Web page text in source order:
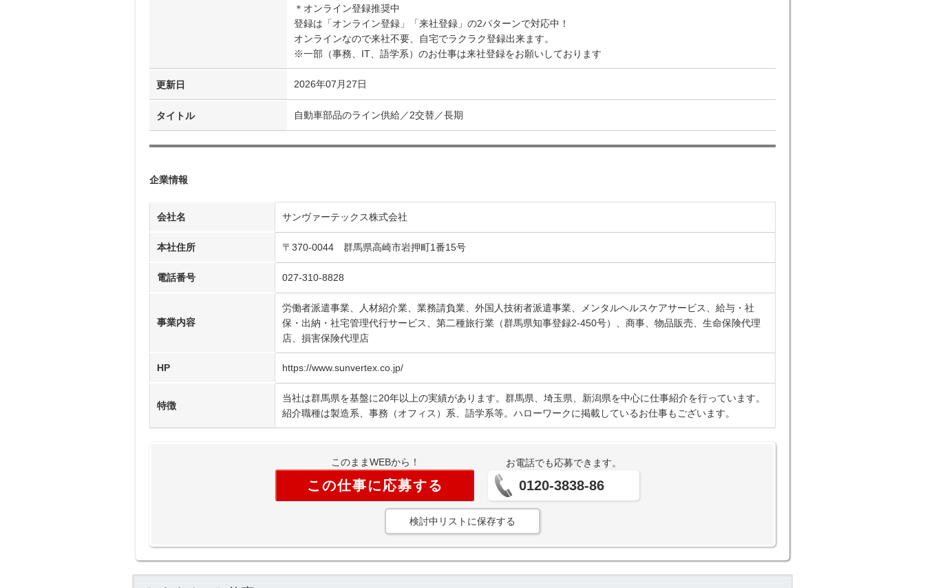
＊オンライン登録推奨中
登録は「オンライン登録」「来社登録」の2パターンで対応中！
オンラインなので来社不要、自宅でラクラク登録出来ます。
※一部（事務、IT、語学系）のお仕事は来社登録をお願いしております
更新日 2026年07月27日
タイトル 自動車部品のライン供給／2交替／長期
企業情報
会社名 サンヴァーテックス株式会社
本社住所 〒370-0044 群馬県高崎市岩押町1番15号
電話番号 027-310-8828
事業内容
労働者派遣事業、人材紹介業、業務請負業、外国人技術者派遣事業、メンタルヘルスケアサービス、給与・社
保・出納・社宅管理代行サービス、第二種旅行業（群馬県知事登録2-450号）、商事、物品販売、生命保険代理
店、損害保険代理店
HP https://www.sunvertex.co.jp/
特徴
当社は群馬県を基盤に20年以上の実績があります。群馬県、埼玉県、新潟県を中心に仕事紹介を行っています。
紹介職種は製造系、事務（オフィス）系、語学系等。ハローワークに掲載しているお仕事もございます。
このままWEBから！
この仕事に応募する
お電話でも応募できます。
0120-3838-86
検討中リストに保存する